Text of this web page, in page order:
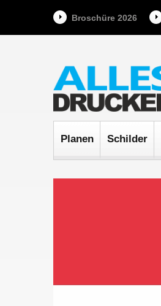
Broschüre 2026
Planen Schilder